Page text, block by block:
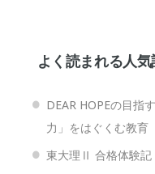
よく読まれる人
DEAR HOPEの目指
力」をはぐくむ教育
東大理Ⅱ 合格体験